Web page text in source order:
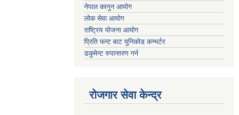
नेपाल कानुन आयोग
लोक सेवा आयोग
राष्ट्रिय योजना आयोग
प्रिति फन्ट बाट युनिकोड कन्भर्टर
डकुमेन्ट रुपान्तरण गर्न
रोजगार सेवा केन्द्र